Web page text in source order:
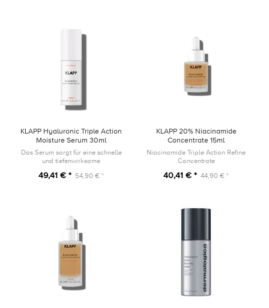
KLAPP Hyaluronic Triple Action
Moisture Serum 30ml
Das Serum sorgt für eine schnelle
und tiefenwirksame
spürbar pralles Hautgefühl und
49,41 € * 54,90 € *
KLAPP 20% Niacinamide
Concentrate 15ml
Niacinamide Triple Action Refine
Concentrate
40,41 € * 44,90 € *